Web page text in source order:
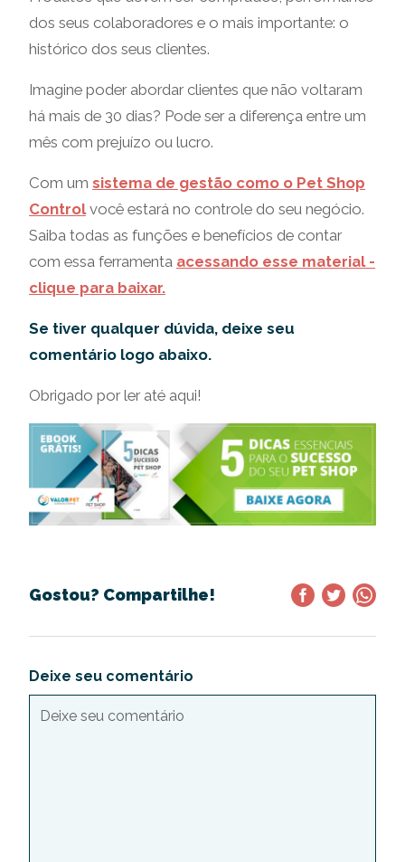
dos seus colaboradores e o mais importante: o
histórico dos seus clientes.
Imagine poder abordar clientes que não voltaram
há mais de 30 dias? Pode ser a diferença entre um
mês com prejuízo ou lucro.
Com um sistema de gestão como o Pet Shop
Controlvocê estará no controle do seu negócio.
Saiba todas as funções e benefícios de contar
com essa ferramenta acessando esse material -
clique para baixar.
Se tiver qualquer dúvida, deixe seu
comentário logo abaixo.
Obrigado por ler até aqui!
Gostou? Compartilhe!
Deixe seu comentário